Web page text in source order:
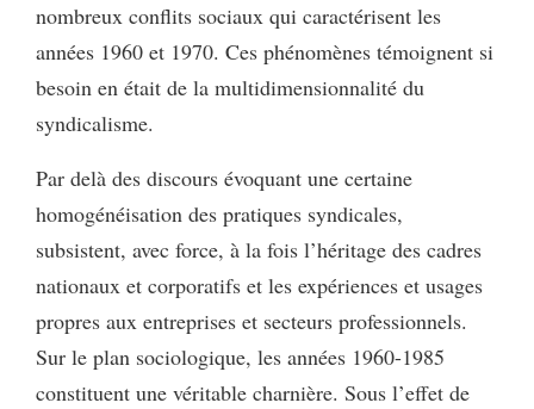
nombreux conflits sociaux qui caractérisent les
années 1960 et 1970. Ces phénomènes témoignent si
besoin en était de la multidimensionnalité du
syndicalisme.
Par delà des discours évoquant une certaine
homogénéisation des pratiques syndicales,
subsistent, avec force, à la fois l’héritage des cadres
nationaux et corporatifs et les expériences et usages
propres aux entreprises et secteurs professionnels.
Sur le plan sociologique, les années 1960-1985
constituent une véritable charnière. Sous l’effet de